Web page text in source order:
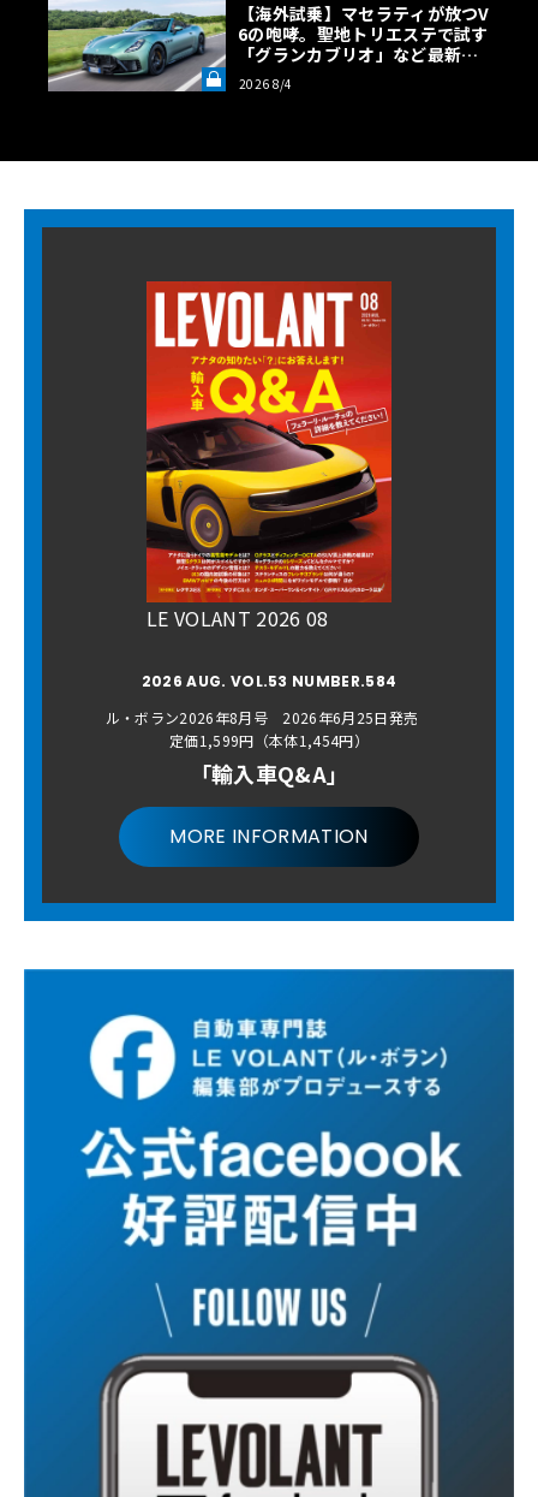
【海外試乗】マセラティが放つV
6の咆哮。聖地トリエステで試す
「グランカブリオ」など最新ト
ロフェオ3台の官能評価《LE VO
LANT LAB》
2026 8/4
LE VOLANT 2026 08
2026 AUG. VOL.53 NUMBER.584
ル・ボラン2026年8月号 2026年6月25日発売
定価1,599円（本体1,454円）
「輸入車Q&A」
MORE INFORMATION